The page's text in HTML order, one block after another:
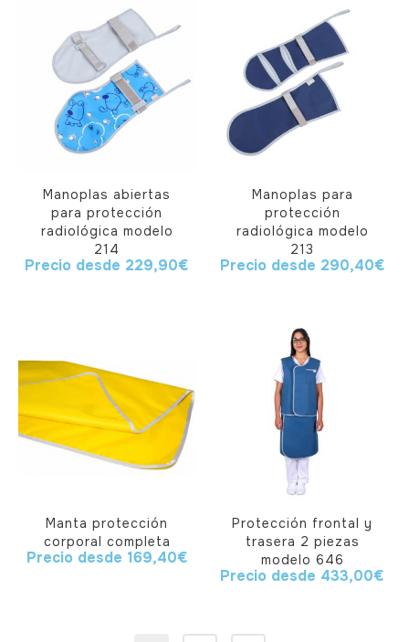
Manoplas abiertas
para protección
radiológica modelo
214
Precio desde 229,90€
Manoplas para
protección
radiológica modelo
213
Precio desde 290,40€
Manta protección
corporal completa
Precio desde 169,40€
Protección frontal y
trasera 2 piezas
modelo 646
Precio desde 433,00€